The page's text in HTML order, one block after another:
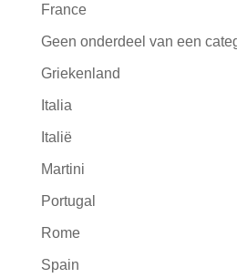
France
Geen onderdeel van een
Griekenland
Italia
Italië
Martini
Portugal
Rome
Spain